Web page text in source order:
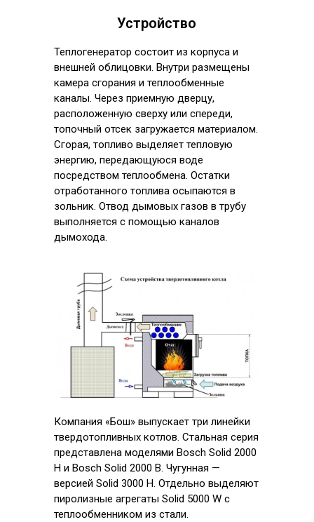
Устройство
Теплогенератор состоит из корпуса и
внешней облицовки. Внутри размещены
камера сгорания и теплообменные
каналы. Через приемную дверцу,
расположенную сверху или спереди,
топочный отсек загружается материалом.
Сгорая, топливо выделяет тепловую
энергию, передающуюся воде
посредством теплообмена. Остатки
отработанного топлива осыпаются в
зольник. Отвод дымовых газов в трубу
выполняется с помощью каналов
дымохода.
Компания «Бош» выпускает три линейки
твердотопливных котлов. Стальная серия
представлена моделями Bosch Solid 2000
H и Bosch Solid 2000 B. Чугунная —
версией Solid 3000 H. Отдельно выделяют
пиролизные агрегаты Solid 5000 W с
теплообменником из стали.